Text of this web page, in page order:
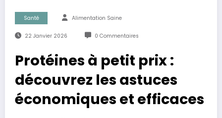
Santé Alimentation Saine
22 Janvier 2026 0 Commentaires
Protéines à petit prix :
découvrez les astuces
économiques et efficaces